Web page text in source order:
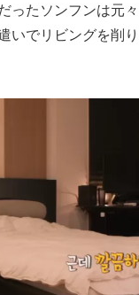
ったソンフンは元
いでリビングを削